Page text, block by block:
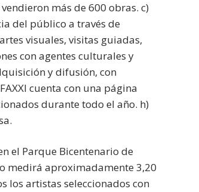
más de 600 obras. c)
del público a través de
visuales, visitas guiadas,
con agentes culturales y
y difusión, con
cuenta con una página
durante todo el año. h)
el Parque Bicentenario de
medirá aproximadamente 3,20
los artistas seleccionados con